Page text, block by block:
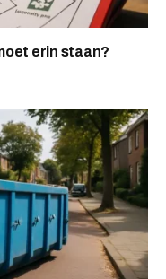
erin staan?